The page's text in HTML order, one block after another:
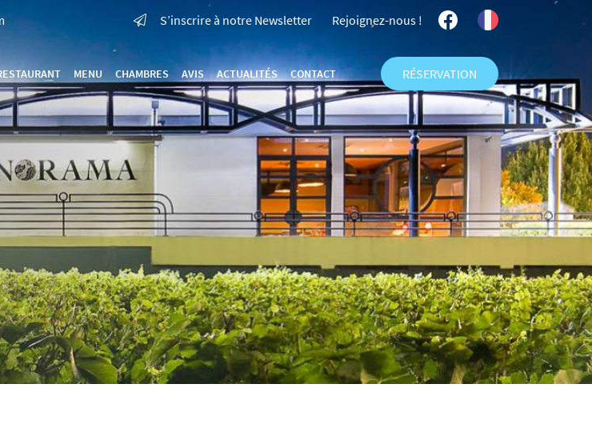
S’inscrire à notre Newsletter Rejoignez-nous !
MENU CHAMBRES AVIS ACTUALITÉS CONTACT RÉSERVATION